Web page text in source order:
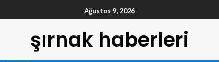
Ağustos 9, 2026
şırnak haberleri